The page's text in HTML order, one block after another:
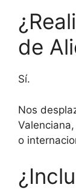
de
Sí.
Nos
o